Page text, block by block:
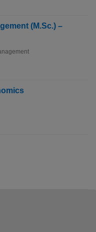
(M.Sc.) –